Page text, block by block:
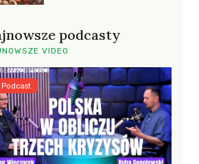
podcasty
VIDEO
Podcast